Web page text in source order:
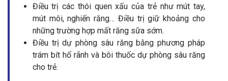
Điều trị các thói quen xấu của trẻ như mút tay,
mút môi, nghiến răng… Điều trị giữ khoảng cho
những trường hợp mất răng sữa sớm.
Điều trị dự phòng sâu răng bằng phương pháp
trám bít hố rãnh và bôi thuốc dự phòng sâu răng
cho trẻ.